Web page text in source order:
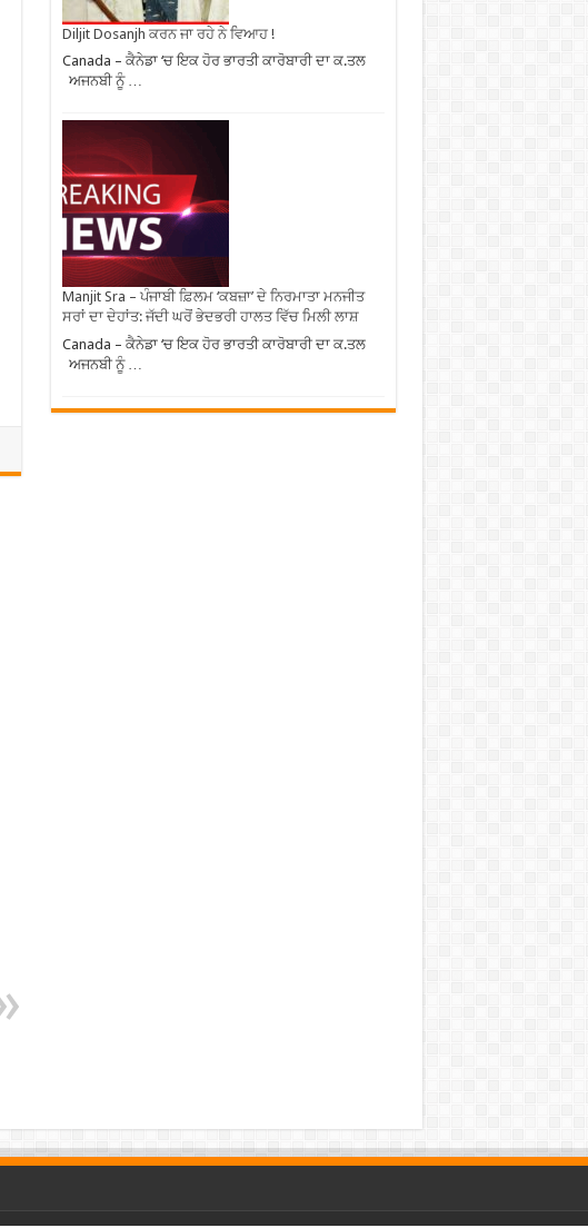
Diljit Dosanjh ਕਰਨ ਜਾ ਰਹੇ ਨੇ ਵਿਆਹ !
Canada – ਕੈਨੇਡਾ ‘ਚ ਇਕ ਹੋਰ ਭਾਰਤੀ ਕਾਰੋਬਾਰੀ ਦਾ ਕ.ਤਲ
ਅਜਨਬੀ ਨੂੰ …
Manjit Sra – ਪੰਜਾਬੀ ਫ਼ਿਲਮ ‘ਕਬਜ਼ਾ’ ਦੇ ਨਿਰਮਾਤਾ ਮਨਜੀਤ
ਸਰਾਂ ਦਾ ਦੇਹਾਂਤ: ਜੱਦੀ ਘਰੋਂ ਭੇਦਭਰੀ ਹਾਲਤ ਵਿੱਚ ਮਿਲੀ ਲਾਸ਼
Canada – ਕੈਨੇਡਾ ‘ਚ ਇਕ ਹੋਰ ਭਾਰਤੀ ਕਾਰੋਬਾਰੀ ਦਾ ਕ.ਤਲ
ਅਜਨਬੀ ਨੂੰ …